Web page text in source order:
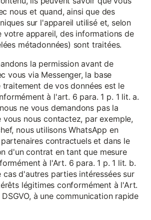
nous et quand, ainsi que des
sur l'appareil utilisé et, selon
votre appareil, des informations de
métadonnées) sont traitées.
la permission avant de
vous via Messenger, la base
de vos données est le
à l'art. 6 para. 1 p. 1 lit. a.
ne vous demandons pas la
vous nous contactez, par exemple,
nous utilisons WhatsApp en
contractuels et dans le
d'un contrat en tant que mesure
à l'Art. 6 para. 1 p. 1 lit. b.
cas d'autres parties intéressées sur
légitimes conformément à l'Art.
à une communication rapide